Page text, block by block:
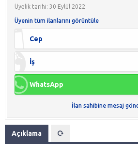
Üyelik tarihi: 30 Eylül 2022
Üyenin tüm ilanlarını görüntüle
Cep
İş
WhatsApp
İlan sahibine mesaj
Açıklama